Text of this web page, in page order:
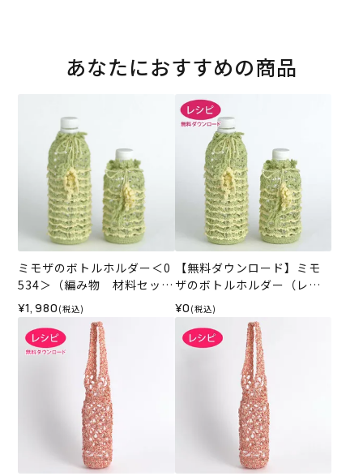
あなたにおすすめの商品
ミモザのボトルホルダー＜0
534＞（編み物 材料セッ
ト）
¥1,980 (税込)
【無料ダウンロード】ミモ
ザのボトルホルダー（レシ
ピ）
¥0 (税込)